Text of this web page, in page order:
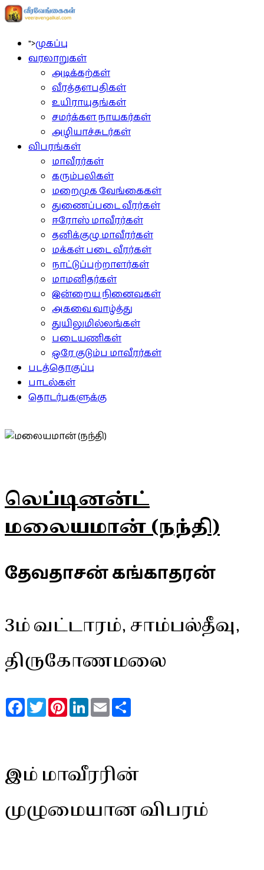
">முகப்பு
வரலாறுகள்
அடிக்கற்கள்
வீரத்தளபதிகள்
உயிராயுதங்கள்
சமர்க்கள நாயகர்கள்
அழியாச்சுடர்கள்
விபரங்கள்
மாவீரர்கள்
கரும்புலிகள்
மறைமுக வேங்கைகள்
துணைப்படை வீரர்கள்
ஈரோஸ் மாவீரர்கள்
தனிக்குழு மாவீரர்கள்
மக்கள் படை வீரர்கள்
நாட்டுப்பற்றாளர்கள்
மாமனிதர்கள்
இன்றைய நினைவுகள்
அகவை வாழ்த்து
துயிலுமில்லங்கள்
படையணிகள்
ஒரே குடும்ப மாவீரர்கள்
படத்தொகுப்பு
பாடல்கள்
தொடர்புகளுக்கு
லெப்டினன்ட்
மலையமான் (நந்தி)
தேவதாசன் கங்காதரன்
3ம் வட்டாரம், சாம்பல்தீவு,
திருகோணமலை
FacebookTwitterPinterestLinkedInEmail
இம் மாவீரரின்
முழுமையான விபரம்